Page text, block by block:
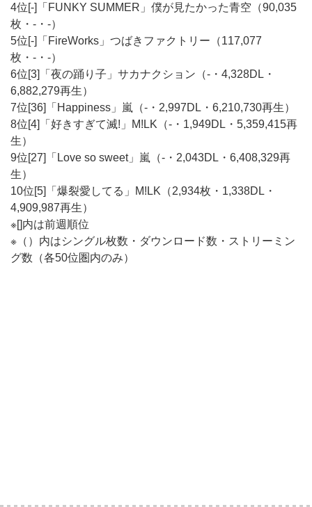
4位[-]「FUNKY SUMMER」僕が見たかった青空（90,035
枚・-・-）
5位[-]「FireWorks」つばきファクトリー（117,077
枚・-・-）
6位[3]「夜の踊り子」サカナクション（-・4,328DL・
6,882,279再生）
7位[36]「Happiness」嵐（-・2,997DL・6,210,730再生）
8位[4]「好きすぎて滅!」M!LK（-・1,949DL・5,359,415再
生）
9位[27]「Love so sweet」嵐（-・2,043DL・6,408,329再
生）
10位[5]「爆裂愛してる」M!LK（2,934枚・1,338DL・
4,909,987再生）
※[]内は前週順位
※（）内はシングル枚数・ダウンロード数・ストリーミン
グ数（各50位圏内のみ）